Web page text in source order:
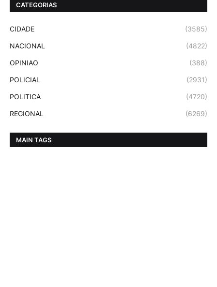
CATEGORIAS
CIDADE (3585)
NACIONAL (4822)
OPINIAO (388)
POLICIAL (2931)
POLITICA (4720)
REGIONAL (6269)
MAIN TAGS